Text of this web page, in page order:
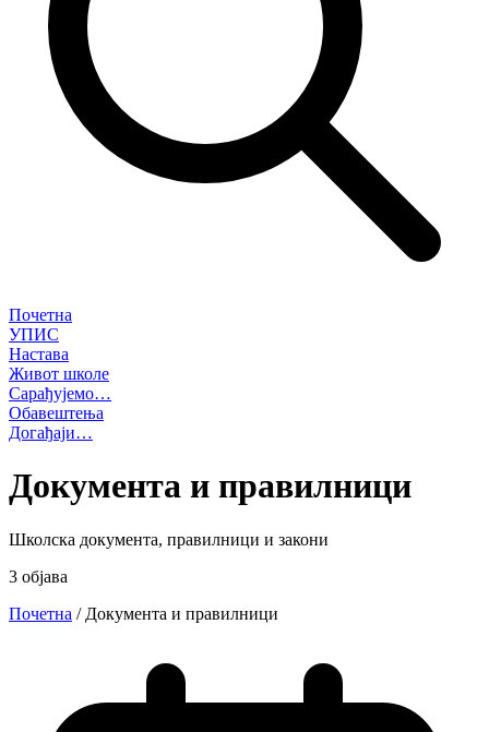
Почетна
УПИС
Настава
Живот школе
Сарађујемо…
Обавештења
Догађаји…
Документа и правилници
Школска документа, правилници и закони
3 објава
Почетна / Документа и правилници